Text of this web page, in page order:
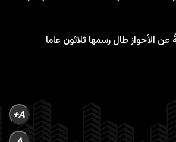
الأحواز طال رسمها ثلاثون عاما
A+